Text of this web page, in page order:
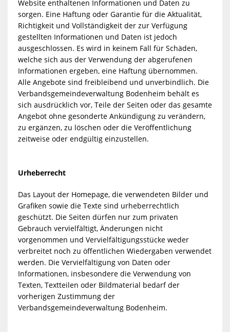
Website enthaltenen Informationen und Daten zu
sorgen. Eine Haftung oder Garantie für die Aktualität,
Richtigkeit und Vollständigkeit der zur Verfügung
gestellten Informationen und Daten ist jedoch
ausgeschlossen. Es wird in keinem Fall für Schäden,
welche sich aus der Verwendung der abgerufenen
Informationen ergeben, eine Haftung übernommen.
Alle Angebote sind freibleibend und unverbindlich. Die
Verbandsgemeindeverwaltung Bodenheim behält es
sich ausdrücklich vor, Teile der Seiten oder das gesamte
Angebot ohne gesonderte Ankündigung zu verändern,
zu ergänzen, zu löschen oder die Veröffentlichung
zeitweise oder endgültig einzustellen.
Urheberrecht
Das Layout der Homepage, die verwendeten Bilder und
Grafiken sowie die Texte sind urheberrechtlich
geschützt. Die Seiten dürfen nur zum privaten
Gebrauch vervielfältigt, Änderungen nicht
vorgenommen und Vervielfältigungsstücke weder
verbreitet noch zu öffentlichen Wiedergaben verwendet
werden. Die Vervielfältigung von Daten oder
Informationen, insbesondere die Verwendung von
Texten, Textteilen oder Bildmaterial bedarf der
vorherigen Zustimmung der
Verbandsgemeindeverwaltung Bodenheim.